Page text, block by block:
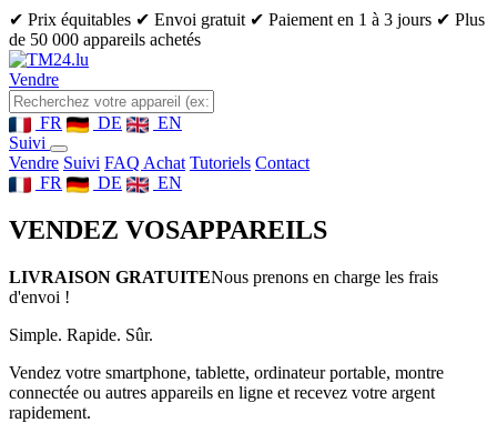
✔ Prix équitables ✔ Envoi gratuit ✔ Paiement en 1 à 3 jours ✔ Plus
de 50 000 appareils achetés
Vendre
FR DE
EN
Suivi
Vendre Suivi FAQ Achat Tutoriels Contact
FR
DE EN
VENDEZ VOSAPPAREILS
LIVRAISON GRATUITENous prenons en charge les frais
d'envoi !
Simple. Rapide. Sûr.
Vendez votre smartphone, tablette, ordinateur portable, montre
connectée ou autres appareils en ligne et recevez votre argent
rapidement.